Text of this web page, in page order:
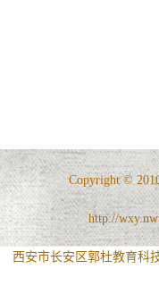
Copyright ©
http://
西安市长安区郭杜教育科